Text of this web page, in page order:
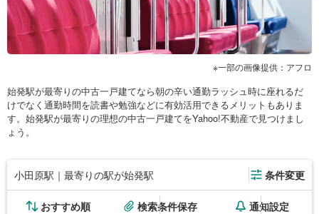
一部の画像提供：アフロ
始発駅が最寄りの中古一戸建てなら朝の辛い通勤ラッシュ時に座れるだ
けでなく通勤時間を読書や勉強などに有効活用できるメリットもありま
す。始発駅が最寄りの理想の中古一戸建てをYahoo!不動産で見つけまし
ょう。
小田原駅｜最寄りの駅が始発駅 条件変更
おすすめ順 検索条件保存 通知設定